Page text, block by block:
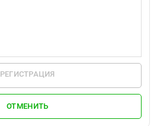
РЕГИСТРАЦИЯ
ОТМЕНИТЬ